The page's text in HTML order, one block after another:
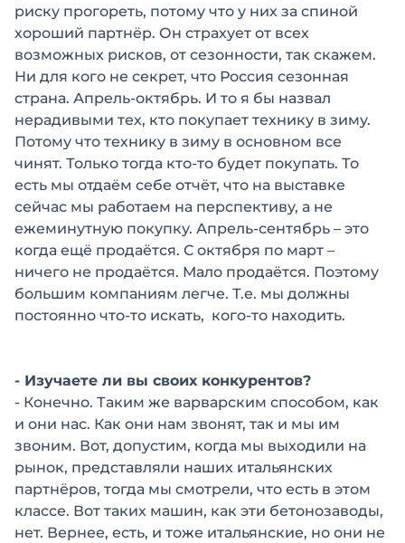
риску прогореть, потому что у них за спиной
хороший партнёр. Он страхует от всех
возможных рисков, от сезонности, так скажем.
Ни для кого не секрет, что Россия сезонная
страна. Апрель-октябрь. И то я бы назвал
нерадивыми тех, кто покупает технику в зиму.
Потому что технику в зиму в основном все
чинят. Только тогда кто-то будет покупать. То
есть мы отдаём себе отчёт, что на выставке
сейчас мы работаем на перспективу, а не
ежеминутную покупку. Апрель-сентябрь – это
когда ещё продаётся. С октября по март –
ничего не продаётся. Мало продаётся. Поэтому
большим компаниям легче. Т.е. мы должны
постоянно что-то искать, кого-то находить.
- Изучаете ли вы своих конкурентов?
- Конечно. Таким же варварским способом, как
и они нас. Как они нам звонят, так и мы им
звоним. Вот, допустим, когда мы выходили на
рынок, представляли наших итальянских
партнёров, тогда мы смотрели, что есть в этом
классе. Вот таких машин, как эти бетонозаводы,
нет. Вернее, есть, и тоже итальянские, но они не